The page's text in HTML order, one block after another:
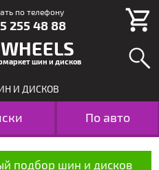
шин и дисков
И ДИСКОВ
По авто
по телефону
255 48 88